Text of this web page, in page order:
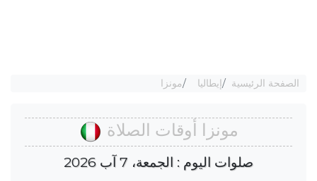
الصفحة الرئيسية إيطاليا مونزا
مونزا أوقات الصلاة
صلوات اليوم : الجمعة، 7 آب 2026